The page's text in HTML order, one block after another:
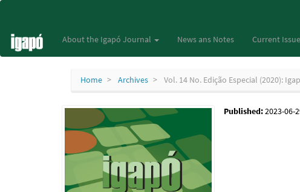
Content
Sidebar
About the Igapó Journal News ans Notes Current Issue
Home Archives Vol. 14 No. Edição Especial (2020):
Published:2023-06-